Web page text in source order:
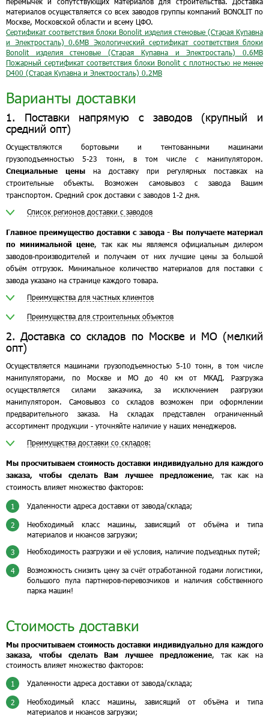
материалов осуществляется со всех заводов группы компаний BONOLIT по
Москве, Московской области и всему ЦФО.
Сертификат соответствия блоки Bonolit изделия стеновые (Старая Купавна
и Электросталь) 0.6MB Экологический сертификат соответствия блоки
Bonolit изделия стеновые (Старая Купавна и Электросталь)
0.6MB
Пожарный сертификат соответствия блоки Bonolit с плотностью не менее
D400 (Старая Купавна и Электросталь) 0.2MB
Варианты доставки
1. Поставки напрямую с заводов (крупный и
средний опт)
Осуществляются бортовыми и тентованными машинами
грузоподъемностью 5-23 тонн, в том числе с манипулятором.
Специальные цены на доставку при регулярных поставках на
строительные объекты. Возможен самовывоз с завода Вашим
транспортом. Средний срок доставки с заводов 1-2 дня.
Список регионов доставки с заводов
Главное преимущество доставки с завода - Вы получаете материал
по минимальной цене, так как мы являемся официальным дилером
заводов-производителей и получаем от них лучшие цены за большой
объём отгрузок. Минимальное количество материалов для поставки с
завода указано на странице каждого товара.
Преимущества для частных клиентов
Преимущества для строительных объектов
2. Доставка со складов по Москве и МО (мелкий
опт)
Осуществляется машинами грузоподъемностью 5-10 тонн, в том числе
манипуляторами, по Москве и МО до 40 км от МКАД. Разгрузка
осуществляется силами заказчика, за исключением разгрузки
манипулятором. Самовывоз со складов возможен при оформлении
предварительного заказа. На складах представлен ограниченный
ассортимент продукции - уточняйте наличие у наших менеджеров.
Преимущества доставки со складов:
Мы просчитываем стоимость доставки индивидуально для каждого
заказа, чтобы сделать Вам лучшее предложение, так как на
стоимость влияет множество факторов:
1 Удаленности адреса доставки от завода/склада;
2
Необходимый класс машины, зависящий от объёма и типа
материалов и нюансов загрузки;
3 Необходимость разгрузки и её условия, наличие подъездных путей;
4
Возможность снизить цену за счёт отработанной годами логистики,
большого пула партнеров-перевозчиков и наличия собственного
парка машин!
Стоимость доставки
Мы просчитываем стоимость доставки индивидуально для каждого
заказа, чтобы сделать Вам лучшее предложение, так как на
стоимость влияет множество факторов:
1 Удаленности адреса доставки от завода/склада;
2
Необходимый класс машины, зависящий от объёма и типа
материалов и нюансов загрузки;